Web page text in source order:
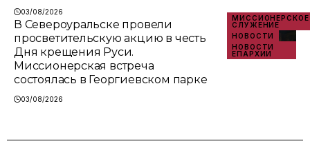
03/08/2026
МИССИОНЕРСКОЕ
СЛУЖЕНИЕ
НОВОСТИ
НОВОСТИ
ЕПАРХИИ
В Североуральске провели
просветительскую акцию в честь
Дня крещения Руси.
Миссионерская встреча
состоялась в Георгиевском парке
03/08/2026